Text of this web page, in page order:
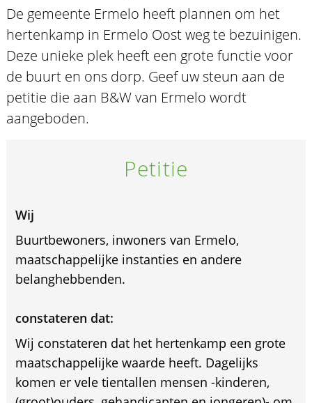
De gemeente Ermelo heeft plannen om het
hertenkamp in Ermelo Oost weg te bezuinigen.
Deze unieke plek heeft een grote functie voor
de buurt en ons dorp. Geef uw steun aan de
petitie die aan B&W van Ermelo wordt
aangeboden.
Petitie
Wij
Buurtbewoners, inwoners van Ermelo,
maatschappelijke instanties en andere
belanghebbenden.
constateren dat:
Wij constateren dat het hertenkamp een grote
maatschappelijke waarde heeft. Dagelijks
komen er vele tientallen mensen -kinderen,